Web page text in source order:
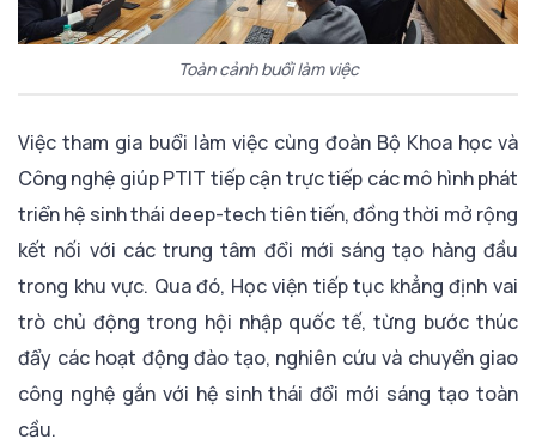
Toàn cảnh buổi làm việc
Việc tham gia buổi làm việc cùng đoàn Bộ Khoa học và
Công nghệ giúp PTIT tiếp cận trực tiếp các mô hình phát
triển hệ sinh thái deep-tech tiên tiến, đồng thời mở rộng
kết nối với các trung tâm đổi mới sáng tạo hàng đầu
trong khu vực. Qua đó, Học viện tiếp tục khẳng định vai
trò chủ động trong hội nhập quốc tế, từng bước thúc
đẩy các hoạt động đào tạo, nghiên cứu và chuyển giao
công nghệ gắn với hệ sinh thái đổi mới sáng tạo toàn
cầu.